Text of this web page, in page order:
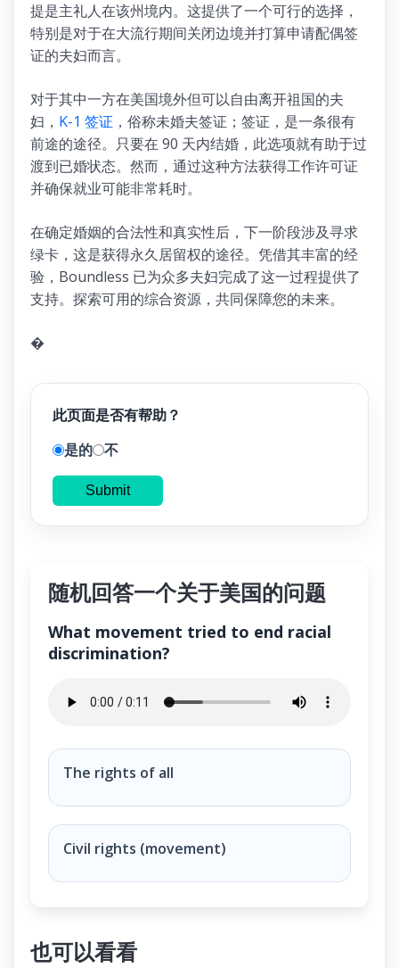
提是主礼人在该州境内。这提供了一个可行的选择，
特别是对于在大流行期间关闭边境并打算申请配偶签
证的夫妇而言。
对于其中一方在美国境外但可以自由离开祖国的夫
妇， K-1 签证 ，俗称未婚夫签证；签证，是一条很有
前途的途径。只要在 90 天内结婚，此选项就有助于过
渡到已婚状态。然而，通过这种方法获得工作许可证
并确保就业可能非常耗时。
在确定婚姻的合法性和真实性后，下一阶段涉及寻求
绿卡，这是获得永久居留权的途径。凭借其丰富的经
验，Boundless 已为众多夫妇完成了这一过程提供了
支持。探索可用的综合资源，共同保障您的未来。
�
此页面是否有帮助？
是的 不
Submit
随机回答一个关于美国的问题
What movement tried to end racial
discrimination?
What movement tried to end racial discrimination?
The rights of all
Civil rights (movement)
也可以看看